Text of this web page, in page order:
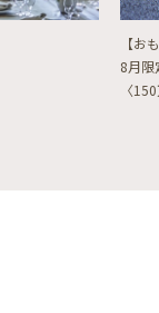
【お
8月限
〈